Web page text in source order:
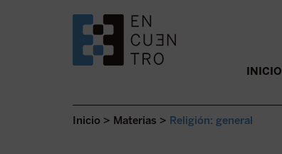
SALTAR AL CONTENIDO. INICIO
Inicio > Materias > Religión: general